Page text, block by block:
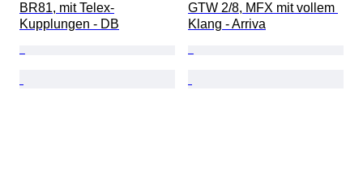
BR81, mit Telex-
Kupplungen - DB
GTW 2/8, MFX mit vollem
Klang - Arriva